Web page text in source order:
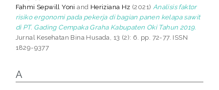
Fahmi Sepwill Yoni and Heriziana Hz (2021) Analisis faktor
risiko ergonomi pada pekerja di bagian panen kelapa sawit
di PT. Gading Cempaka Graha Kabupaten Oki Tahun 2019.
Jurnal Kesehatan Bina Husada, 13 (2): 6. pp. 72-77. ISSN
1829-9377
A